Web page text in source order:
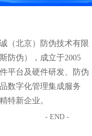
（北京）防伪技术有限
防伪），成立于2005
平台及硬件研发、防伪
数字化管理集成服务
特新企业。
- END -